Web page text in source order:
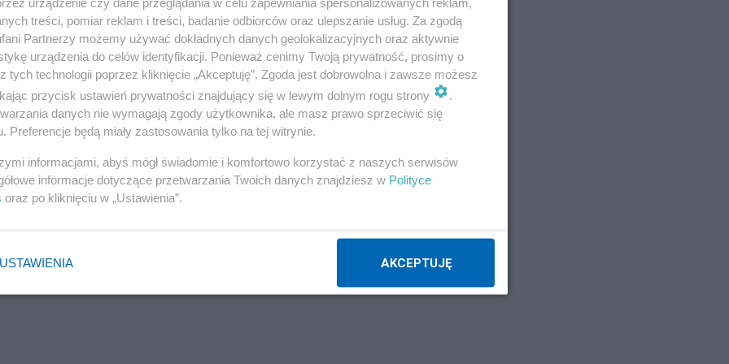
kto podpalił halę przy Marywilskiej
treści, pomiar reklam i treści, badanie odbiorców oraz ulepszanie usług. Za zgodą
Partnerzy możemy używać dokładnych danych geolokalizacyjnych oraz aktywnie
urządzenia do celów identyfikacji. Ponieważ cenimy Twoją prywatność, prosimy o
tych technologii poprzez kliknięcie „Akceptuję”. Zgoda jest dobrowolna i zawsze możesz
przycisk ustawień prywatności znajdujący się w lewym dolnym rogu strony
.
danych nie wymagają zgody użytkownika, ale masz prawo sprzeciwić się
Preferencje będą miały zastosowania tylko na tej witrynie.
informacjami, abyś mógł świadomie i komfortowo korzystać z naszych serwisów
informacje dotyczące przetwarzania Twoich danych znajdziesz w Polityce
oraz po kliknięciu w „Ustawienia”.
USTAWIENIA AKCEPTUJĘ